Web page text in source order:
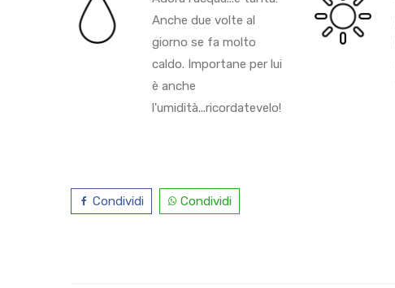
Anche due volte al
giorno se fa molto
caldo. Importane per lui
è anche
l'umidità...ricordatevelo!
Condividi Condividi